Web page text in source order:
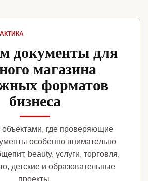
документы для
магазина
форматов
бизнеса
объектами, где проверяющие
особенно внимательно
beauty, услуги, торговля,
детские и образовательные
проекты.